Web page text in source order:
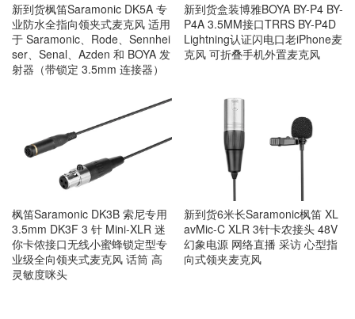
新到货枫笛Saramonic DK5A 专
业防水全指向领夹式麦克风 适用
于 Saramonic、Rode、Sennhei
ser、Senal、Azden 和 BOYA 发
射器（带锁定 3.5mm 连接器）
新到货盒装博雅BOYA BY-P4 BY-
P4A 3.5MM接口TRRS BY-P4D
Lightning认证闪电口老iPhone麦
克风 可折叠手机外置麦克风
枫笛Saramonic DK3B 索尼专用
3.5mm DK3F 3 针 Mini-XLR 迷
你卡侬接口无线小蜜蜂锁定型专
业级全向领夹式麦克风 话筒 高
灵敏度咪头
新到货6米长Saramonic枫笛 XL
avMic-C XLR 3针卡农接头 48V
幻象电源 网络直播 采访 心型指
向式领夹麦克风